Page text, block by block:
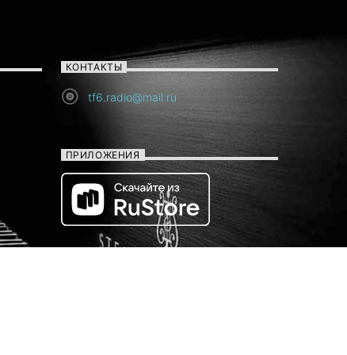
КОНТАКТЫ
tf6.radio@mail.ru
ПРИЛОЖЕНИЯ